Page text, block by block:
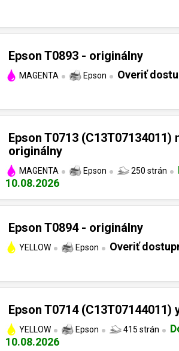
Epson T0893 - originálny
MAGENTA Epson Overiť
Epson T0713 (C13T07134011)
originálny
MAGENTA Epson 250 strán
10.08.2026
Epson T0894 - originálny
YELLOW Epson Overiť
Epson T0714
YELLOW Epson 415 strán
10.08.2026